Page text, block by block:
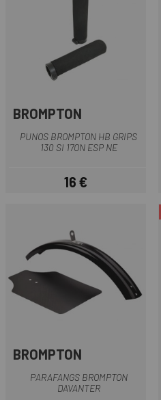
BROMPTON
PUNOS BROMPTON HB GRIPS
130 SI 17ON ESP NE
Preu
16 €
BROMPTON
PARAFANGS BROMPTON
DAVANTER